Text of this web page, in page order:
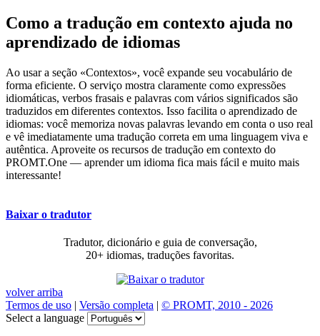
Como a tradução em contexto ajuda no
aprendizado de idiomas
Ao usar a seção «Contextos», você expande seu vocabulário de
forma eficiente. O serviço mostra claramente como expressões
idiomáticas, verbos frasais e palavras com vários significados são
traduzidos em diferentes contextos. Isso facilita o aprendizado de
idiomas: você memoriza novas palavras levando em conta o uso real
e vê imediatamente uma tradução correta em uma linguagem viva e
autêntica. Aproveite os recursos de tradução em contexto do
PROMT.One — aprender um idioma fica mais fácil e muito mais
interessante!
Baixar o tradutor
Tradutor, dicionário e guia de conversação,
20+ idiomas, traduções favoritas.
volver arriba
Termos de uso | Versão completa | © PROMT, 2010 - 2026
Select a language